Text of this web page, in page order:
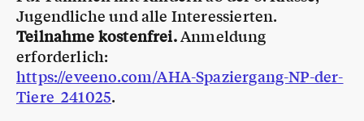
Jugendliche und alle Interessierten.
Teilnahme kostenfrei.Anmeldung
erforderlich:
https://eveeno.com/AHA-Spaziergang-NP-der-
Tiere_241025.